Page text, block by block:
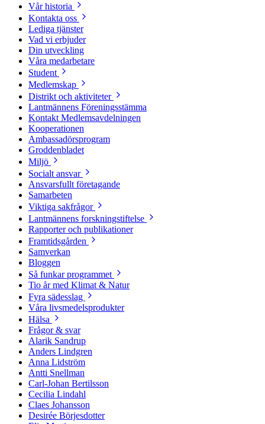
Vår historia
Kontakta oss
Lediga tjänster
Vad vi erbjuder
Din utveckling
Våra medarbetare
Student
Medlemskap
Distrikt och aktiviteter
Lantmännens Föreningsstämma
Kontakt Medlemsavdelningen
Kooperationen
Ambassadörsprogram
Groddenbladet
Miljö
Socialt ansvar
Ansvarsfullt företagande
Samarbeten
Viktiga sakfrågor
Lantmännens forskningstiftelse
Rapporter och publikationer
Framtidsgården
Samverkan
Bloggen
Så funkar programmet
Tio år med Klimat & Natur
Fyra sädesslag
Våra livsmedelsprodukter
Hälsa
Frågor & svar
Alarik Sandrup
Anders Lindgren
Anna Lidström
Antti Snellman
Carl-Johan Bertilsson
Cecilia Lindahl
Claes Johansson
Desirée Börjesdotter